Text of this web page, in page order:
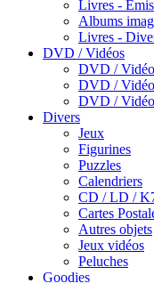
Livres -
Albums
Livres -
DVD / Vidéos
DVD /
DVD /
DVD /
Divers
Jeux
Figurines
Puzzles
Calendriers
CD / LD /
Cartes
Autres objets
Jeux vidéos
Peluches
Goodies